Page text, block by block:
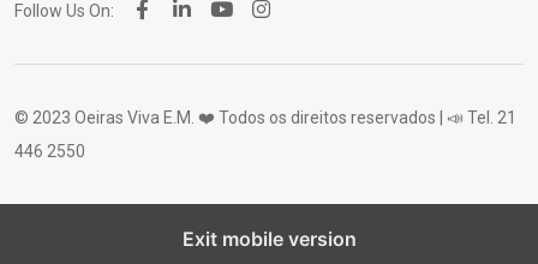
Follow Us On:
© 2023 Oeiras Viva E.M. ❤️ Todos os direitos reservados | 📣 Tel. 21
446 2550
Exit mobile version